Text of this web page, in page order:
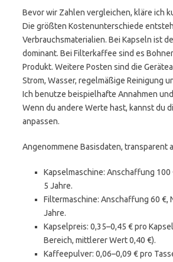
Bevor wir Zahlen vergleichen, kläre ich
Die größten Kostenunterschiede
Verbrauchsmaterialien. Bei Kapseln ist
dominant. Bei Filterkaffee sind es
Produkt. Weitere Posten sind die
Strom, Wasser, regelmäßige Reinigung
Ich benutze beispielhafte Annahmen
Wenn du andere Werte hast, kannst du
anpassen.
Angenommene Basisdaten, transparent
Kapselmaschine: Anschaffung
5 Jahre.
Filtermaschine: Anschaffung 60 €,
Jahre.
Kapselpreis: 0,35–0,45 € pro
Bereich, mittlerer Wert 0,40 €).
Kaffeepulver: 0,06–0,09 € pro